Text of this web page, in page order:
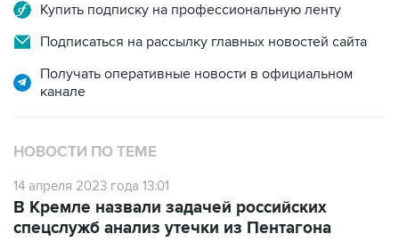
Купить подписку на профессиональную ленту
Подписаться на рассылку главных новостей сайта
Получать оперативные новости в официальном
канале
НОВОСТИ ПО ТЕМЕ
14 апреля 2023 года 13:01
В Кремле назвали задачей российских
спецслужб анализ утечки из Пентагона